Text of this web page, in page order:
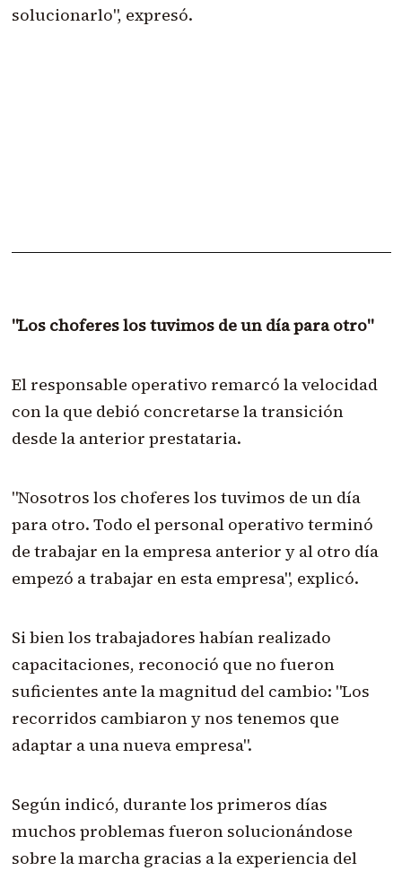
solucionarlo", expresó.
"Los choferes los tuvimos de un día para otro"
El responsable operativo remarcó la velocidad
con la que debió concretarse la transición
desde la anterior prestataria.
"Nosotros los choferes los tuvimos de un día
para otro. Todo el personal operativo terminó
de trabajar en la empresa anterior y al otro día
empezó a trabajar en esta empresa", explicó.
Si bien los trabajadores habían realizado
capacitaciones, reconoció que no fueron
suficientes ante la magnitud del cambio: "Los
recorridos cambiaron y nos tenemos que
adaptar a una nueva empresa".
Según indicó, durante los primeros días
muchos problemas fueron solucionándose
sobre la marcha gracias a la experiencia del